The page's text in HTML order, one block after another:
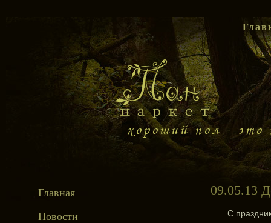
Главная
Новости
09.05.13
С